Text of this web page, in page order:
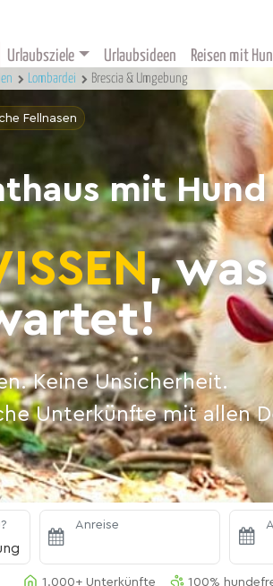
Urlaubsziele Urlaubsideen Reisen mit
Lombardei Brescia & Umgebung
Fellnasen
mit
,
Keine Unsicherheit.
Unterkünfte mit allen
Anreise
1.000+ Unterkünfte 100%